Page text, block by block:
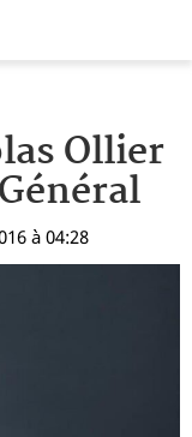
Ollier
à 04:28